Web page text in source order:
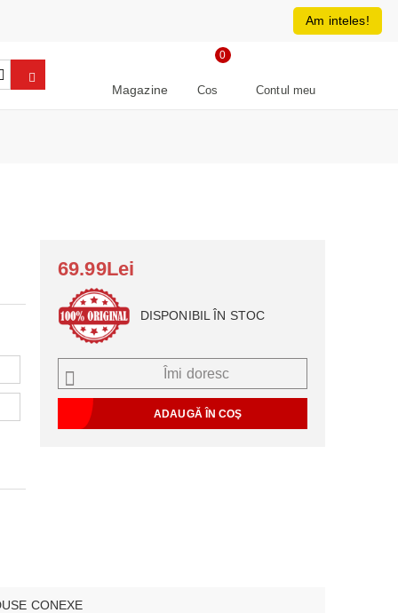
RON
Magazine Cos
0
Contul meu
69.99Lei
DISPONIBIL ÎN STOC
Îmi doresc
CONEXE
Am inteles!